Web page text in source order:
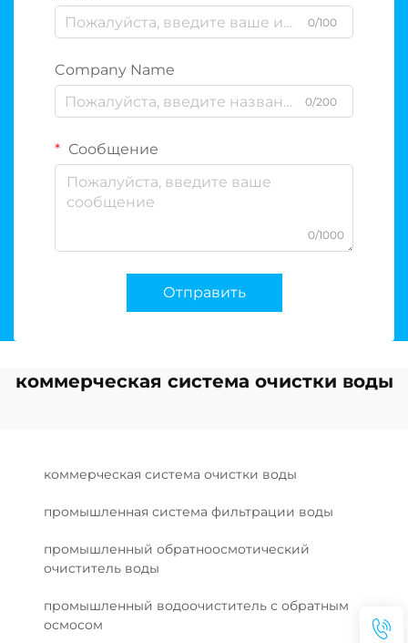
0/100
Company Name
0/200
Сообщение
0/1000
Отправить
коммерческая система очистки воды
коммерческая система очистки воды
промышленная система фильтрации воды
промышленный обратноосмотический
очиститель воды
промышленный водоочиститель с обратным
осмосом